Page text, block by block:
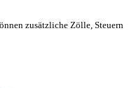
zusätzliche Zölle, Steuern